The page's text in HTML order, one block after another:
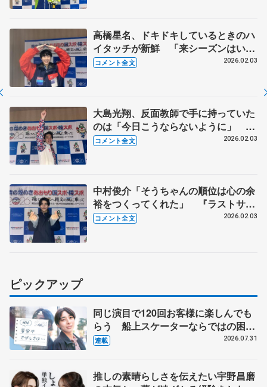
高橋星名、ドキドキしているときのハ
イタッチが新鮮 「来シーズンはいろ
いろな大会でリベンジしたい」【国民
コメント全文 2026.02.03
大島光翔、反面教師で手に持っていた
のは「今日こうならないように」 リ
ンクへ行く道でキャーキャー言われ
コメント全文 2026.02.03
中村俊介「そうちゃんの順位は心の余
裕をつくってくれた」 『ラストサム
ライ』で表現したいことは? 【国民
コメント全文 2026.02.03
ピックアップ
同じ演目で120回お客様に楽しんでも
らう 船上スケーターならではの困難
とは 影響あったPIW前キャプテン松
連載 2026.07.31
推しの素晴らしさを伝えたい宇野昌磨